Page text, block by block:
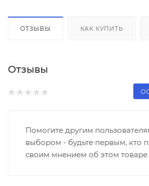
ОТЗЫВЫ КАК КУПИТЬ
Отзывы
Помогите другим
выбором - будьте первым, кто
своим мнением об этом товаре